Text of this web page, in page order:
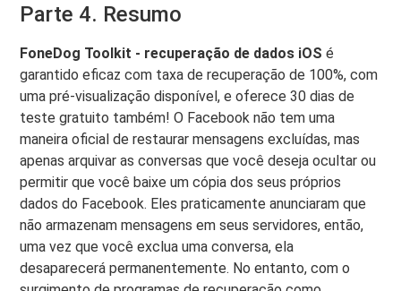
Parte 4. Resumo
FoneDog Toolkit - recuperação de dados iOS é
garantido eficaz com taxa de recuperação de 100%, com
uma pré-visualização disponível, e oferece 30 dias de
teste gratuito também! O Facebook não tem uma
maneira oficial de restaurar mensagens excluídas, mas
apenas arquivar as conversas que você deseja ocultar ou
permitir que você baixe um cópia dos seus próprios
dados do Facebook. Eles praticamente anunciaram que
não armazenam mensagens em seus servidores, então,
uma vez que você exclua uma conversa, ela
desaparecerá permanentemente. No entanto, com o